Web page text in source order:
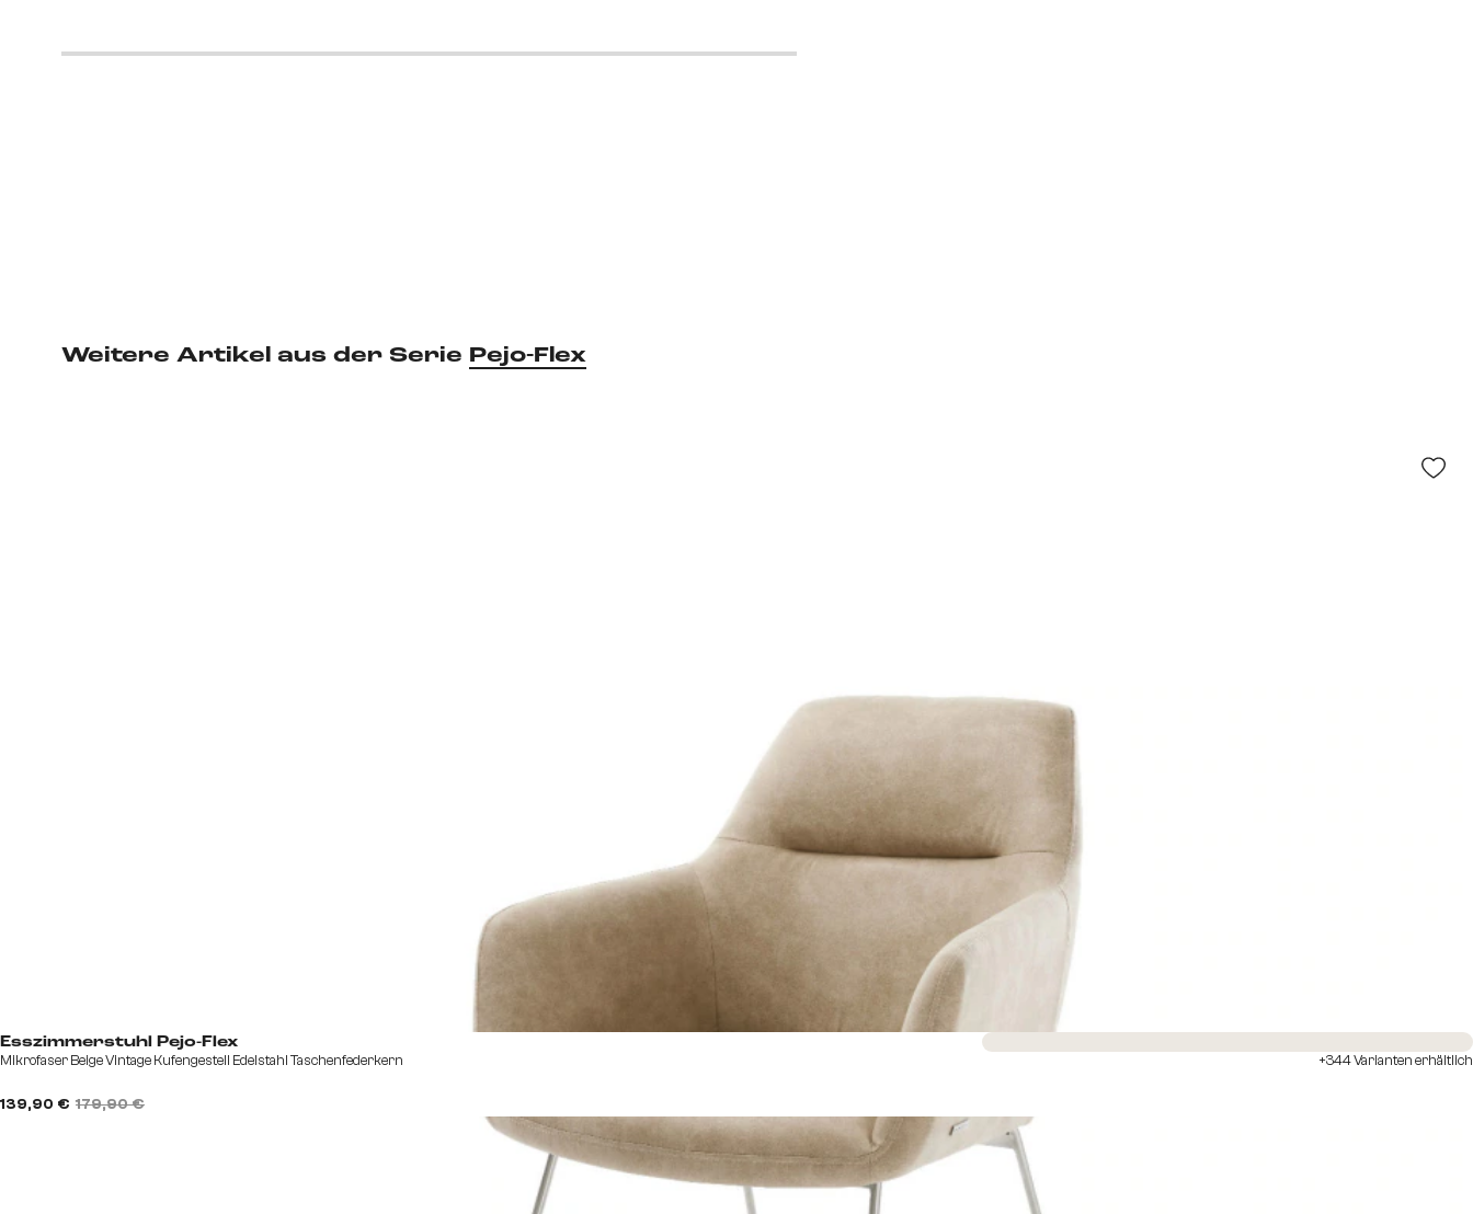
Weitere Artikel aus der Serie Pejo-Flex
Esszimmerstuhl Pejo-Flex
Mikrofaser Beige Vintage Kufengestell Edelstahl Taschenfederkern
139,90 € 179,90 €
Sofort versandfertig
+344 Varianten erhältlich